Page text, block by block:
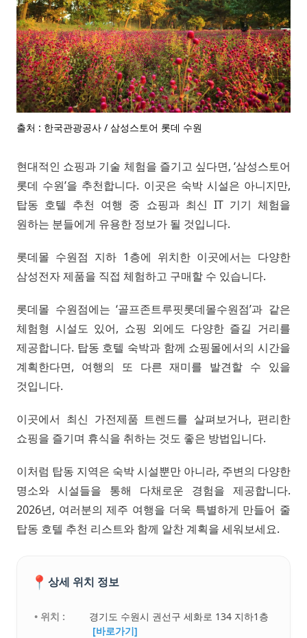
출처 : 한국관광공사 / 삼성스토어 롯데 수원
현대적인 쇼핑과 기술 체험을 즐기고 싶다면, ‘삼성스토어
롯데 수원’을 추천합니다. 이곳은 숙박 시설은 아니지만,
탑동 호텔 추천 여행 중 쇼핑과 최신 IT 기기 체험을
원하는 분들에게 유용한 정보가 될 것입니다.
롯데몰 수원점 지하 1층에 위치한 이곳에서는 다양한
삼성전자 제품을 직접 체험하고 구매할 수 있습니다.
롯데몰 수원점에는 ‘골프존트루핏롯데몰수원점’과 같은
체험형 시설도 있어, 쇼핑 외에도 다양한 즐길 거리를
제공합니다. 탑동 호텔 숙박과 함께 쇼핑몰에서의 시간을
계획한다면, 여행의 또 다른 재미를 발견할 수 있을
것입니다.
이곳에서 최신 가전제품 트렌드를 살펴보거나, 편리한
쇼핑을 즐기며 휴식을 취하는 것도 좋은 방법입니다.
이처럼 탑동 지역은 숙박 시설뿐만 아니라, 주변의 다양한
명소와 시설들을 통해 다채로운 경험을 제공합니다.
2026년, 여러분의 제주 여행을 더욱 특별하게 만들어 줄
탑동 호텔 추천 리스트와 함께 알찬 계획을 세워보세요.
📍 상세 위치 정보
• 위치 :
경기도 수원시 권선구 세화로 134 지하1층
[바로가기]